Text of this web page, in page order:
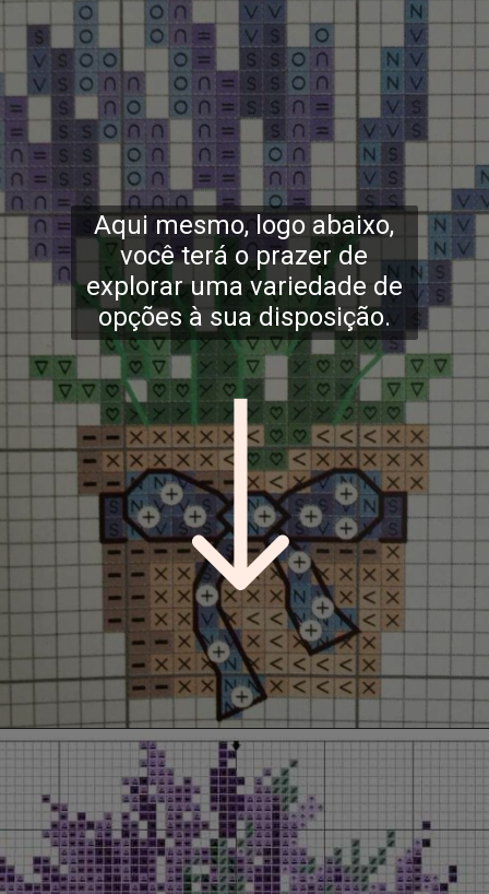
Aqui mesmo, logo abaixo,
você terá o prazer de
explorar uma variedade de
opções à sua disposição.